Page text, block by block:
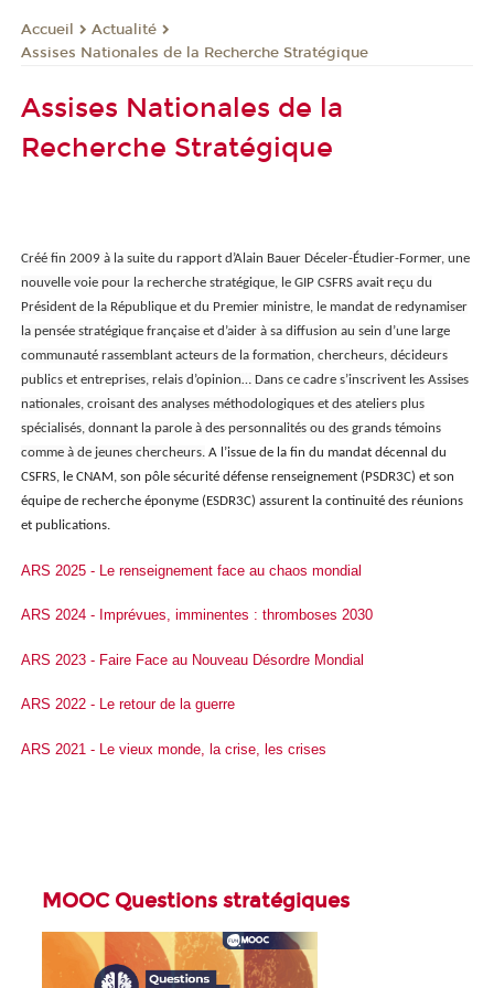
Accueil
Actualité
Assises Nationales de la Recherche Stratégique
Assises Nationales de la
Recherche Stratégique
Créé fin 2009 à la suite du rapport d’Alain Bauer Déceler-Étudier-Former, une
nouvelle voie pour la recherche stratégique, le GIP CSFRS avait reçu du
Président de la République et du Premier ministre, le mandat de redynamiser
la pensée stratégique française et d’aider à sa diffusion au sein d’une large
communauté rassemblant acteurs de la formation, chercheurs, décideurs
publics et entreprises, relais d’opinion… Dans ce cadre s’inscrivent les Assises
nationales, croisant des analyses méthodologiques et des ateliers plus
spécialisés, donnant la parole à des personnalités ou des grands témoins
comme à de jeunes chercheurs. A l’issue de la fin du mandat décennal du
CSFRS, le CNAM, son pôle sécurité défense renseignement (PSDR3C) et son
équipe de recherche éponyme (ESDR3C) assurent la continuité des réunions
et publications.
ARS 2025 - Le renseignement face au chaos mondial
ARS 2024 - Imprévues, imminentes : thromboses 2030
ARS 2023 - Faire Face au Nouveau Désordre Mondial
ARS 2022 - Le retour de la guerre
ARS 2021 - Le vieux monde, la crise, les crises
MOOC Questions stratégiques